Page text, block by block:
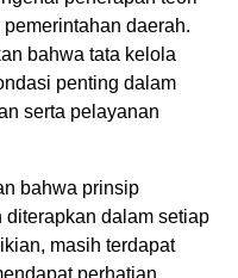
daerah.
bahwa tata kelola
penting dalam
serta pelayanan
bahwa prinsip
dalam setiap
masih terdapat
perhatian,